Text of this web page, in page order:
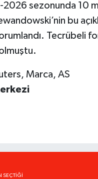
sezonunda 10
bu
Tecrübeli
Marca, AS
SEÇTIĞI